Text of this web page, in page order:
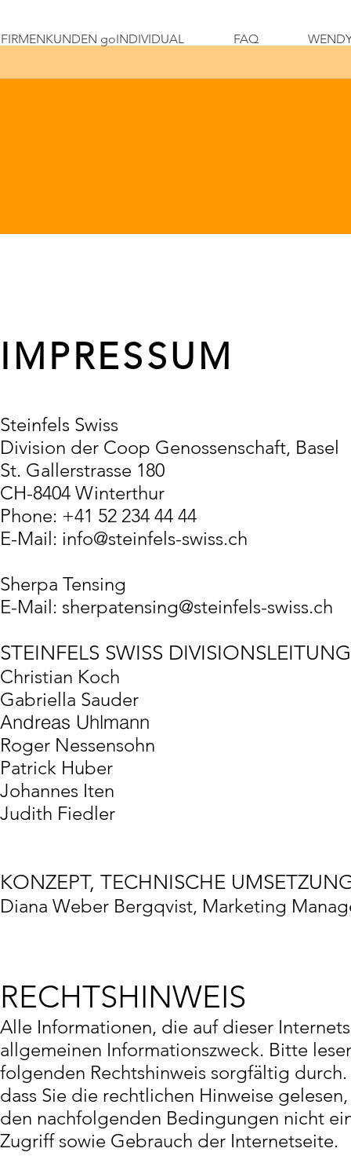
FIRMENKUNDEN goINDIVIDUAL FAQ
IMPRESSUM
Steinfels Swiss
Division der Coop Genossenschaft, Basel
St. Gallerstrasse 180
CH-8404 Winterthur
Phone: +41 52 234 44 44
E-Mail: info@steinfels-swiss.ch
Sherpa Tensing
E-Mail: sherpatensing@steinfels-swiss.ch
STEINFELS SWISS DIVISIONSLEITUNG
Christian Koch
Gabriella Sauder
Andreas Uhlmann
Roger Nessensohn
Patrick Huber
Johannes Iten
Judith Fiedler
KONZEPT, TECHNISCHE
Diana Weber Bergqvist, Marketing
RECHTSHINWEIS
Alle Informationen, die auf dieser
allgemeinen Informationszweck. Bitte
folgenden Rechtshinweis sorgfältig
dass Sie die rechtlichen Hinweise
den nachfolgenden Bedingungen nicht
Zugriff sowie Gebrauch der Internetseite.